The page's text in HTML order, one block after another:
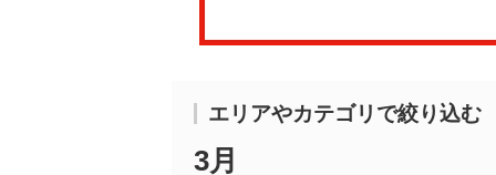
エリアやカテゴリで絞り込む
3月